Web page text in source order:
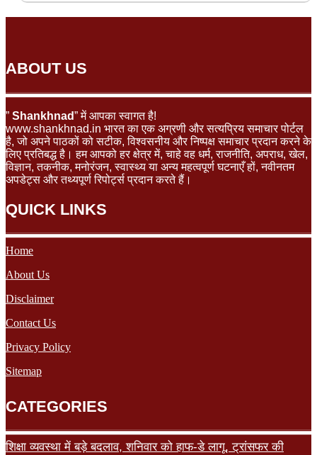
ABOUT US
” Shankhnad” में आपका स्वागत है!
www.shankhnad.in भारत का एक अग्रणी और सत्यप्रिय समाचार पोर्टल
है, जो अपने पाठकों को सटीक, विश्वसनीय और निष्पक्ष समाचार प्रदान करने के
लिए प्रतिबद्ध है। हम आपको हर क्षेत्र में, चाहे वह धर्म, राजनीति, अपराध, खेल,
विज्ञान, तकनीक, मनोरंजन, स्वास्थ्य या अन्य महत्वपूर्ण घटनाएँ हों, नवीनतम
अपडेट्स और तथ्यपूर्ण रिपोर्ट्स प्रदान करते हैं।
QUICK LINKS
Home
About Us
Disclaimer
Contact Us
Privacy Policy
Sitemap
CATEGORIES
शिक्षा व्यवस्था में बड़े बदलाव, शनिवार को हाफ-डे लागू, ट्रांसफर की